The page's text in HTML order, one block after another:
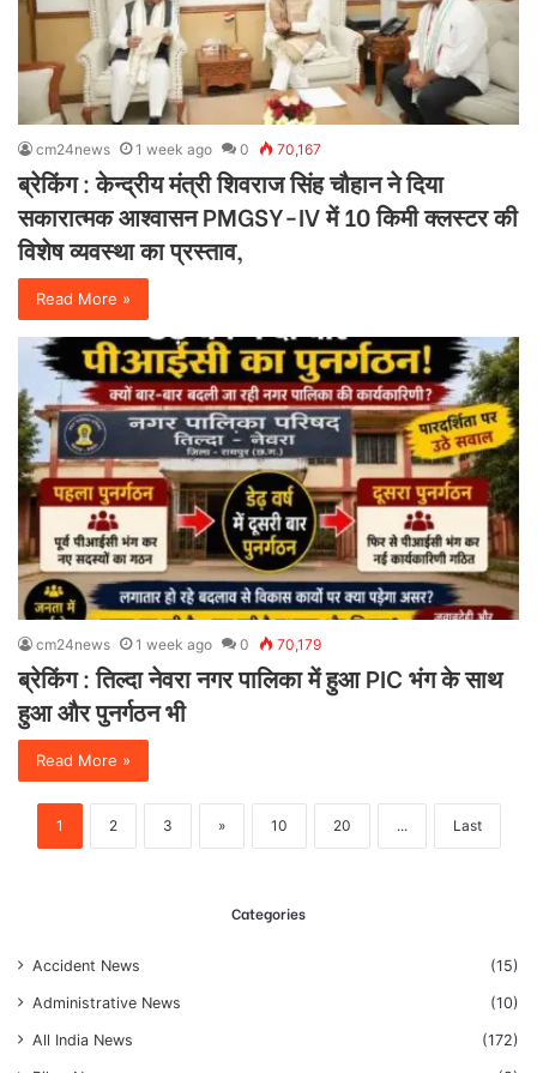
cm24news 1 week ago 0 70,167
ब्रेकिंग : केन्द्रीय मंत्री शिवराज सिंह चौहान ने दिया
सकारात्मक आश्वासन PMGSY-IV में 10 किमी क्लस्टर की
विशेष व्यवस्था का प्रस्ताव,
Read More »
cm24news 1 week ago 0 70,179
ब्रेकिंग : तिल्दा नेवरा नगर पालिका में हुआ PIC भंग के साथ
हुआ और पुनर्गठन भी
Read More »
1 2 3 » 10 20 ... Last
Categories
Accident News (15)
Administrative News (10)
All India News (172)